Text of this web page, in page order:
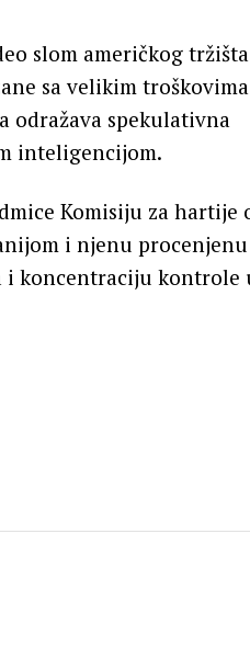
slom američkog tržišta
sa velikim troškovima
odražava spekulativna
inteligencijom.
Komisiju za hartije
i njenu procenjenu
i koncentraciju kontrole